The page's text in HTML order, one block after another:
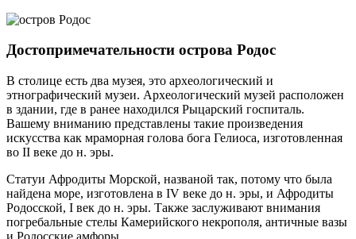
Достопримечательности острова Родос
В столице есть два музея, это археологический и
этнографический музеи. Археологический музей расположен
в здании, где в ранее находился Рыцарский госпиталь.
Вашему вниманию представлены такие произведения
искусства как мраморная голова бога Гелиоса, изготовленная
во II веке до н. эры.
Статуи Афродиты Морской, названой так, потому что была
найдена море, изготовлена в IV веке до н. эры, и Афродиты
Родосской, I век до н. эры. Также заслуживают внимания
погребальные стелы Камерийского некрополя, античные вазы
и Родосские амфоры.